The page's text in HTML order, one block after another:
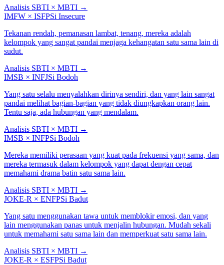
Analisis SBTI × MBTI →
IMFW × ISFPSi Insecure
Tekanan rendah, pemanasan lambat, tenang, mereka adalah
kelompok yang sangat pandai menjaga kehangatan satu sama lain di
sudut.
Analisis SBTI × MBTI →
IMSB × INFJSi Bodoh
Yang satu selalu menyalahkan dirinya sendiri, dan yang lain sangat
pandai melihat bagian-bagian yang tidak diungkapkan orang lain.
Tentu saja, ada hubungan yang mendalam.
Analisis SBTI × MBTI →
IMSB × INFPSi Bodoh
Mereka memiliki perasaan yang kuat pada frekuensi yang sama, dan
mereka termasuk dalam kelompok yang dapat dengan cepat
memahami drama batin satu sama lain.
Analisis SBTI × MBTI →
JOKE-R × ENFPSi Badut
Yang satu menggunakan tawa untuk memblokir emosi, dan yang
lain menggunakan panas untuk menjalin hubungan. Mudah sekali
untuk memahami satu sama lain dan memperkuat satu sama lain.
Analisis SBTI × MBTI →
JOKE-R × ESFPSi Badut